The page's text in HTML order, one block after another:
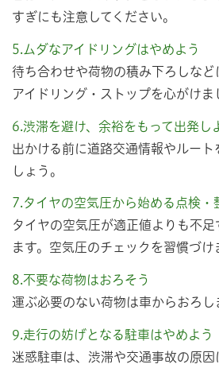
すぎにも注意してください。
5.ムダなアイドリングはやめよう
待ち合わせや荷物の積み下ろしなど
アイドリング・ストップを心がけま
6.渋滞を避け、余裕をもって出発し
出かける前に道路交通情報やルート
しょう。
7.タイヤの空気圧から始める点検・
タイヤの空気圧が適正値よりも不
ます。空気圧のチェックを習慣づけ
8.不要な荷物はおろそう
運ぶ必要のない荷物は車からおろし
9.走行の妨げとなる駐車はやめよう
迷惑駐車は、渋滞や交通事故の原